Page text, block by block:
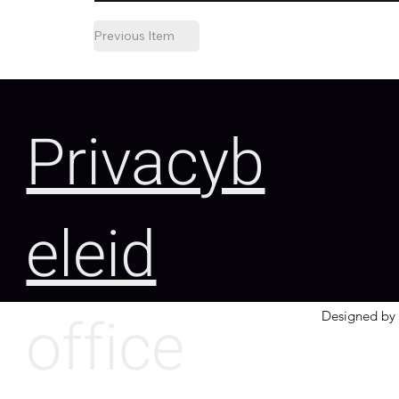
Previous Item
Designed
Privacyb
eleid